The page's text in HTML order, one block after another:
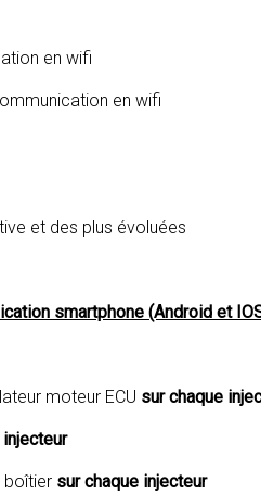
en wifi
en wifi
et des plus évoluées
smartphone (Android et
moteur ECU sur chaque
boîtier sur chaque injecteur